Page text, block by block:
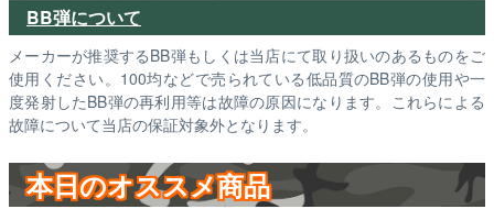
BB弾について
メーカーが推奨するBB弾もしくは当店にて取り扱いのあるものをご
使用ください。100均などで売られている低品質のBB弾の使用や一
度発射したBB弾の再利用等は故障の原因になります。これらによる
故障について当店の保証対象外となります。
本日のオススメ商品